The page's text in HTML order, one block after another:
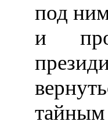
под
и
тайным